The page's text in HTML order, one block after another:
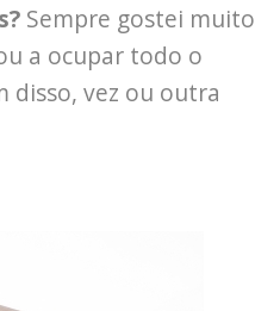
Sempre gostei muito
a ocupar todo o
disso, vez ou outra